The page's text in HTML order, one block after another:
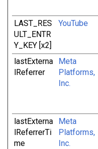
LAST_RES
ULT_ENTR
Y_KEY [x2]
YouTube
lastExterna
lReferrer
Meta
Platforms,
Inc.
lastExterna
lReferrerTi
me
Meta
Platforms,
Inc.